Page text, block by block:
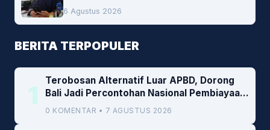
6 Agustus 2026
BERITA TERPOPULER
1
Terobosan Alternatif Luar APBD, Dorong
Bali Jadi Percontohan Nasional Pembiayaan
Daerah
0 KOMENTAR • 7 AGUSTUS 2026